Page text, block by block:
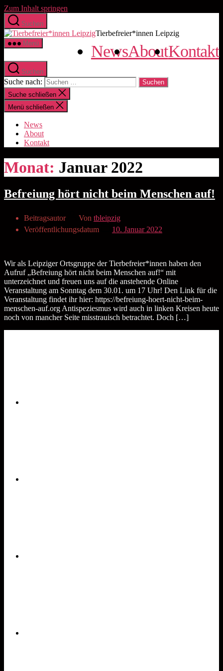
Zum Inhalt springen
Suchen
Tierbefreier*innen Leipzig
Menü NewsAboutKontakt
Suchen
Suche nach:
Suche schließen
Menü schließen
News
About
Kontakt
Monat: Januar 2022
Befreiung hört nicht beim Menschen auf!
Beitragsautor Von tbleipzig
Veröffentlichungsdatum
10. Januar 2022
Wir als Leipziger Ortsgruppe der Tierbefreier*innen haben den
Aufruf „Befreiung hört nicht beim Menschen auf!“ mit
unterzeichnet und freuen uns auf die anstehende Online
Veranstaltung am Sonntag dem 30.01. um 17 Uhr! Den Link für die
Veranstaltung findet ihr hier: https://befreiung-hoert-nicht-beim-
menschen-auf.org Antispeziesmus wird auch in linken Kreisen heute
noch von mancher Seite misstrauisch betrachtet. Doch […]